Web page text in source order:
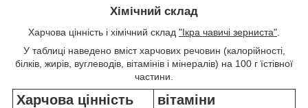
Хімічний склад
Харчова цінність і хімічний склад "Ікра чавичі зерниста"
У таблиці наведено вміст харчових речовин (калорійності,
білків, жирів, вуглеводів, вітамінів і мінералів) на 100 г їстівної
частини.
Харчова цінність вітаміни